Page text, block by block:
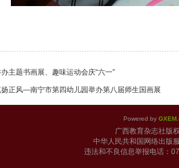
主题书画展、趣味运动会庆“六一”
正风—南宁市第四幼儿园举办第八届师生国画展
Powered by
广西教育杂志
中华人民共和国网络出版
违法和不良信息举报电话：